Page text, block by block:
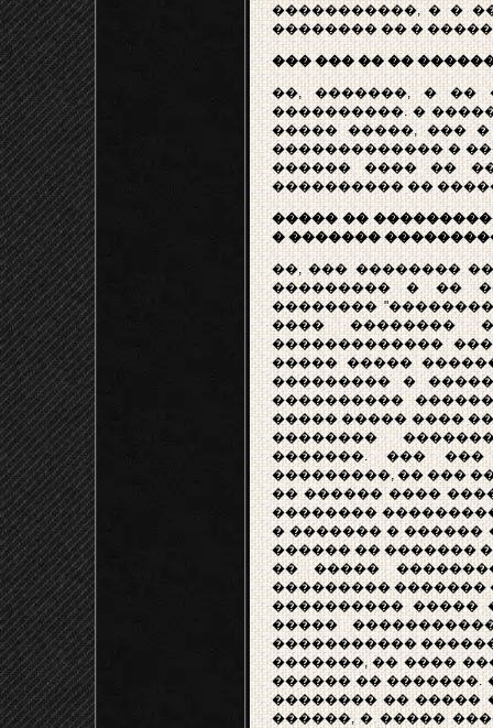
�����������, � �
�������� �� �
��� ��� �� ��
��, �������, � ��
����������. �
����� �����, ��� �
������������� �
������ ���� ��
���������� ��
����� ��
� �������
��, ��� ��������
��������� � ��
��������
���� ��������
�������������
����� �����
��������� �
����������
����� ����� ����
��������
�������. ���
���������, �� ���
�� ������ ����
��������
� ������� � ������
������ �� �������
�� �����
��������� �������
���������� �����
�����
�����������
�������, �� ����
������ �� �������.
�������� �� �����
������, � �����